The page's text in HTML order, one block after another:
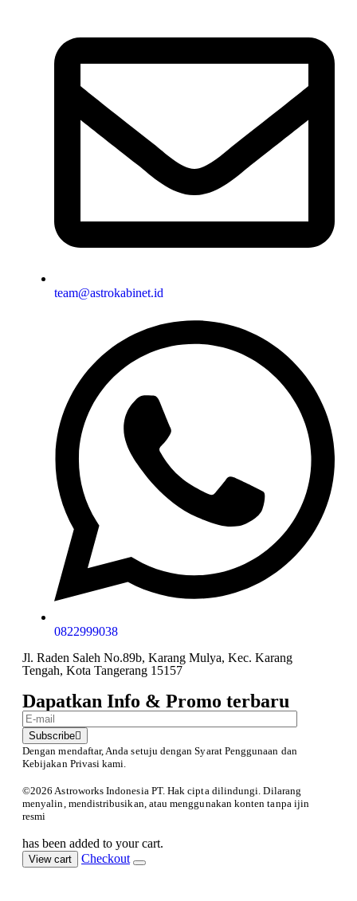
team@astrokabinet.id
0822999038
Jl. Raden Saleh No.89b, Karang Mulya, Kec. Karang
Tengah, Kota Tangerang 15157
Dapatkan Info & Promo terbaru
Subscribe
Dengan mendaftar, Anda setuju dengan Syarat Penggunaan dan
Kebijakan Privasi kami.
©️2026 Astroworks Indonesia PT. Hak cipta dilindungi. Dilarang
menyalin, mendistribusikan, atau menggunakan konten tanpa ijin
resmi
has been added to your cart.
View cart Checkout